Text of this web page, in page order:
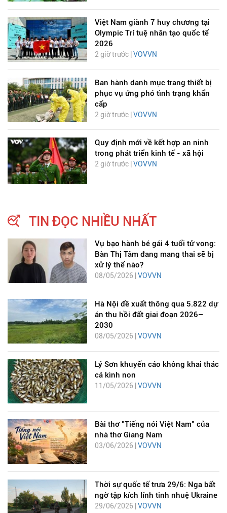
Việt Nam giành 7 huy chương tại
Olympic Trí tuệ nhân tạo quốc tế
2026
2 giờ trước | VOVVN
Ban hành danh mục trang thiết bị
phục vụ ứng phó tình trạng khẩn
cấp
2 giờ trước | VOVVN
Quy định mới về kết hợp an ninh
trong phát triển kinh tế - xã hội
2 giờ trước | VOVVN
TIN ĐỌC NHIỀU NHẤT
Vụ bạo hành bé gái 4 tuổi tử vong:
Bàn Thị Tâm đang mang thai sẽ bị
xử lý thế nào?
08/05/2026 | VOVVN
Hà Nội đề xuất thông qua 5.822 dự
án thu hồi đất giai đoạn 2026–
2030
08/05/2026 | VOVVN
Lý Sơn khuyến cáo không khai thác
cá kình non
11/05/2026 | VOVVN
Bài thơ "Tiếng nói Việt Nam" của
nhà thơ Giang Nam
03/06/2026 | VOVVN
Thời sự quốc tế trưa 29/6: Nga bất
ngờ tập kích lính tinh nhuệ Ukraine
29/06/2026 | VOVVN